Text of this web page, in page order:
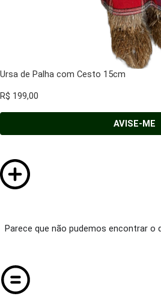
Ursa de Palha com Cesto 15cm
R$ 199,00
AVISE-ME
Parece que não pudemos encontrar o